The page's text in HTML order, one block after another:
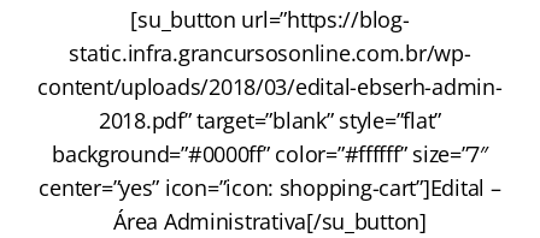
[su_button url=”https://blog-
static.infra.grancursosonline.com.br/wp-
content/uploads/2018/03/edital-ebserh-admin-
2018.pdf” target=”blank” style=”flat”
background=”#0000ff” color=”#ffffff” size=”7″
center=”yes” icon=”icon: shopping-cart”]Edital –
Área Administrativa[/su_button]